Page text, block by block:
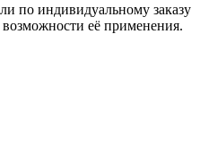
по индивидуальному заказу
её применения.